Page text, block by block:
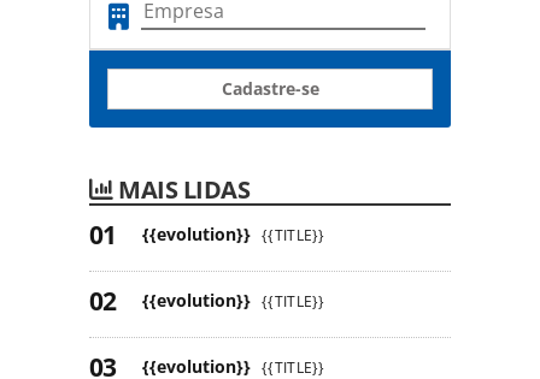
Cadastre-se
MAIS LIDAS
{{evolution}} {{TITLE}}
{{evolution}} {{TITLE}}
{{evolution}} {{TITLE}}